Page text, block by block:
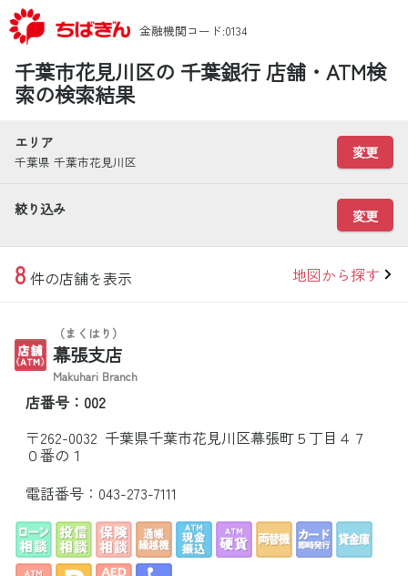
金融機関コード:0134
千葉市花見川区の 千葉銀行 店舗・ATM検
索の検索結果
エリア
千葉県 千葉市花見川区
変更
絞り込み 変更
8 件の店舗を表示 地図から探す
（まくはり）
幕張支店
Makuhari Branch
店番号：002
〒262-0032 千葉県千葉市花見川区幕張町５丁目４７
０番の１
電話番号： 043-273-7111